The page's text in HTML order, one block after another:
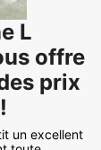
L
offre
prix
un excellent